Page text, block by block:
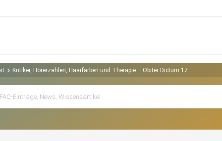
Kritiker, Hörerzahlen, Haarfarben und Therapie – Obiter Dictum 17